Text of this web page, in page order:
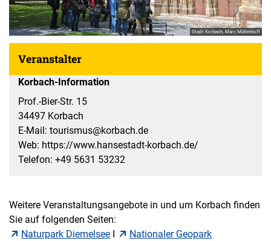
Stadt Korbach, Marc Müllenhoff
Veranstalter
Korbach-Information
Prof.-Bier-Str. 15
34497 Korbach
E-Mail: tourismus@korbach.de
Web: https://www.hansestadt-korbach.de/
Telefon: +49 5631 53232
Weitere Veranstaltungsangebote in und um Korbach finden
Sie auf folgenden Seiten:
Naturpark Diemelsee I
Nationaler Geopark